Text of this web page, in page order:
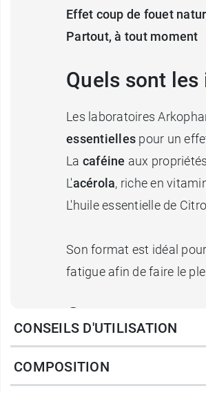
Effet coup de fouet
Partout, à tout moment
Quels sont
Les laboratoires
essentielles pour un
La caféine aux
L'acérola, riche en
L'huile essentielle de
Son format est idéal
fatigue afin de faire le
Comment
En fonction du besoin,
Format Poche
CONSEILS D'UTILISATION
COMPOSITION